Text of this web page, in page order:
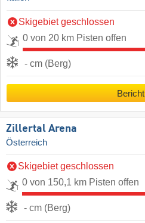
Skigebiet geschlossen
0 von 20 km Pisten offen
- cm (Berg)
Bericht
Zillertal Arena
Österreich
Skigebiet geschlossen
0 von 150,1 km Pisten offen
- cm (Berg)